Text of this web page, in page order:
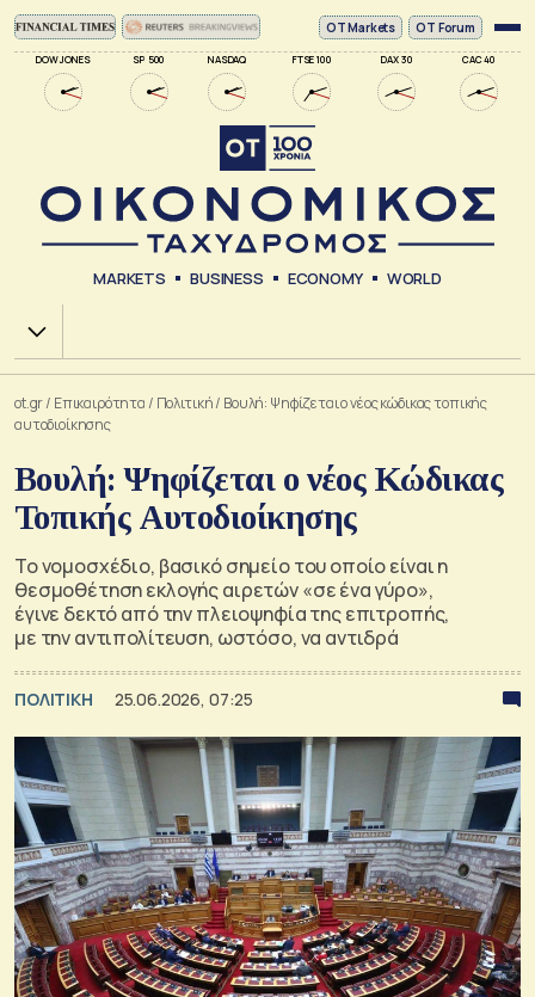
DOW JONES SP 500 NASDAQ FTSE 100 DAX 30 CAC 40
ΟΤ Markets OT Forum
MARKETS BUSINESS ECONOMY WORLD
Χ.Α.
ot.gr/ Επικαιρότητα / Πολιτική/ Βουλή: Ψηφίζεται ο νέος κώδικας τοπικής
αυτοδιοίκησης
Βουλή: Ψηφίζεται ο νέος Κώδικας
Τοπικής Αυτοδιοίκησης
Το νομοσχέδιο, βασικό σημείο του οποίο είναι η
θεσμοθέτηση εκλογής αιρετών «σε ένα γύρο»,
έγινε δεκτό από την πλειοψηφία της επιτροπής,
με την αντιπολίτευση, ωστόσο, να αντιδρά
ΠΟΛΙΤΙΚΗ 25.06.2026, 07:25